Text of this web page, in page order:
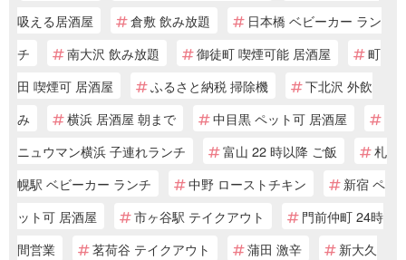
吸える居酒屋
倉敷 飲み放題
日本橋 ベビーカー ラン
チ
南大沢 飲み放題 御徒町 喫煙可能 居酒屋
町
田 喫煙可 居酒屋
ふるさと納税 掃除機
下北沢 外飲
み
横浜 居酒屋 朝まで
中目黒 ペット可 居酒屋
ニュウマン横浜 子連れランチ
富山 22 時以降 ご飯
札
幌駅 ベビーカー ランチ
中野 ローストチキン
新宿 ペ
ット可 居酒屋
市ヶ谷駅 テイクアウト
門前仲町 24時
間営業
茗荷谷 テイクアウト 蒲田 激辛
新大久